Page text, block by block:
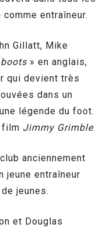
entraîneur.
Gillatt, Mike
boots » en anglais,
qui devient très
dans un
légende du foot.
film Jimmy Grimble.
anciennement
jeune entraîneur
jeunes.
et Douglas